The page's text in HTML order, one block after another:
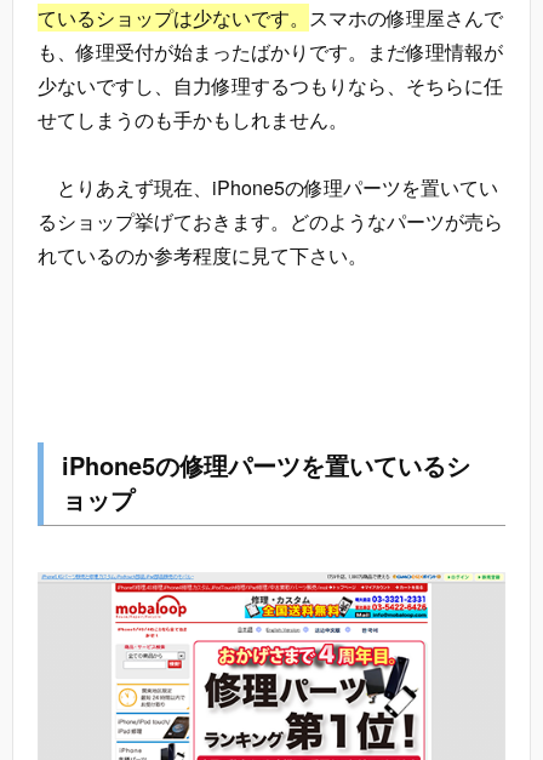
ているショップは少ないです。 スマホの修理屋さんで
も、修理受付が始まったばかりです。まだ修理情報が
少ないですし、自力修理するつもりなら、そちらに任
せてしまうのも手かもしれません。
とりあえず現在、iPhone5の修理パーツを置いてい
るショップ挙げておきます。どのようなパーツが売ら
れているのか参考程度に見て下さい。
iPhone5の修理パーツを置いているシ
ョップ